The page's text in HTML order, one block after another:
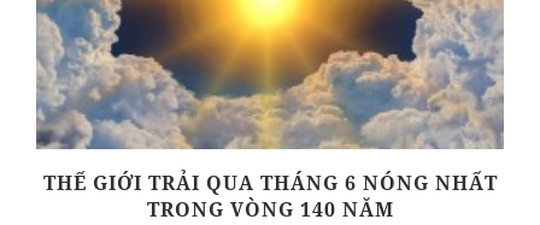
THẾ GIỚI TRẢI QUA THÁNG 6 NÓNG NHẤT
TRONG VÒNG 140 NĂM